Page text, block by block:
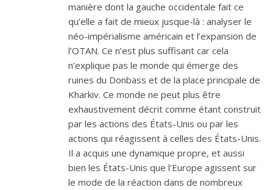
manière dont la gauche occidentale fait ce
qu’elle a fait de mieux jusque-là : analyser le
néo-impérialisme américain et l’expansion de
l’OTAN. Ce n’est plus suffisant car cela
n’explique pas le monde qui émerge des
ruines du Donbass et de la place principale de
Kharkiv. Ce monde ne peut plus être
exhaustivement décrit comme étant construit
par les actions des États-Unis ou par les
actions qui réagissent à celles des États-Unis.
Il a acquis une dynamique propre, et aussi
bien les États-Unis que l’Europe agissent sur
le mode de la réaction dans de nombreux